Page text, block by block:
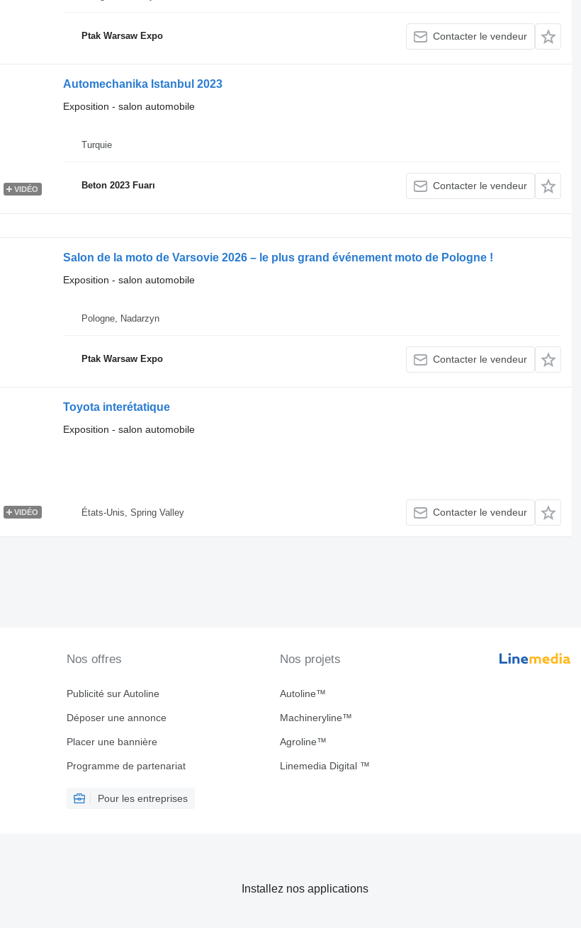
Ptak Warsaw Expo Contacter le vendeur
VIDÉO
Automechanika Istanbul 2023
Exposition - salon automobile
Turquie
Beton 2023 Fuarı Contacter le vendeur
Salon de la moto de Varsovie 2026 – le plus grand événement moto de Pologne !
Exposition - salon automobile
Pologne, Nadarzyn
Ptak Warsaw Expo Contacter le vendeur
VIDÉO
Toyota interétatique
Exposition - salon automobile
États-Unis, Spring Valley Contacter le vendeur
Nos offres
Publicité sur Autoline
Déposer une annonce
Placer une bannière
Programme de partenariat
Pour les entreprises
Nos projets
Autoline™
Machineryline™
Agroline™
Linemedia Digital ™
Installez nos applications